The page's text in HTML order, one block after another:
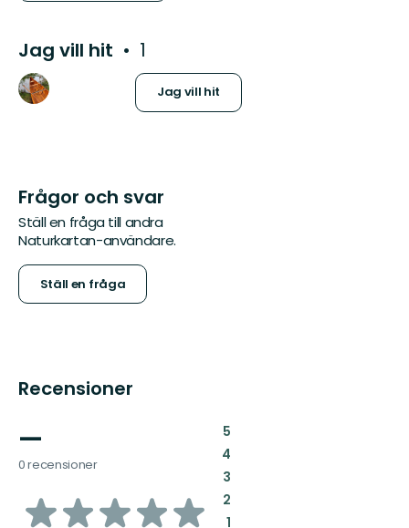
Jag vill hit 1
Jag vill hit
Frågor och svar
Ställ en fråga till andra
Naturkartan-användare.
Ställ en fråga
Recensioner
—
0 recensioner
av
5:
4:
3:
2:
1: